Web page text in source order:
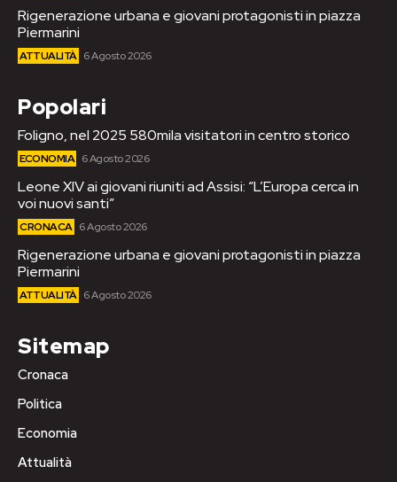
Rigenerazione urbana e giovani protagonisti in piazza
Piermarini
ATTUALITÀ 6 Agosto 2026
Popolari
Foligno, nel 2025 580mila visitatori in centro storico
ECONOMIA 6 Agosto 2026
Leone XIV ai giovani riuniti ad Assisi: “L’Europa cerca in
voi nuovi santi”
CRONACA 6 Agosto 2026
Rigenerazione urbana e giovani protagonisti in piazza
Piermarini
ATTUALITÀ 6 Agosto 2026
Sitemap
Cronaca
Politica
Economia
Attualità